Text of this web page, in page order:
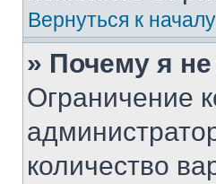
Вернуться к началу
» Почему я
Ограничение
количество